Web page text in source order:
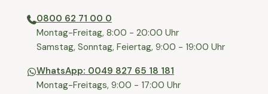
0800 62 71 00 0
⁠⁠Montag-Freitag, 8:00 - 20:00 Uhr
⁠Samstag, Sonntag, Feiertag, 9:00 - 19:00 Uhr
WhatsApp: 0049 827 65 18 181
Montag-Freitags, 9:00 - 17:00 Uhr